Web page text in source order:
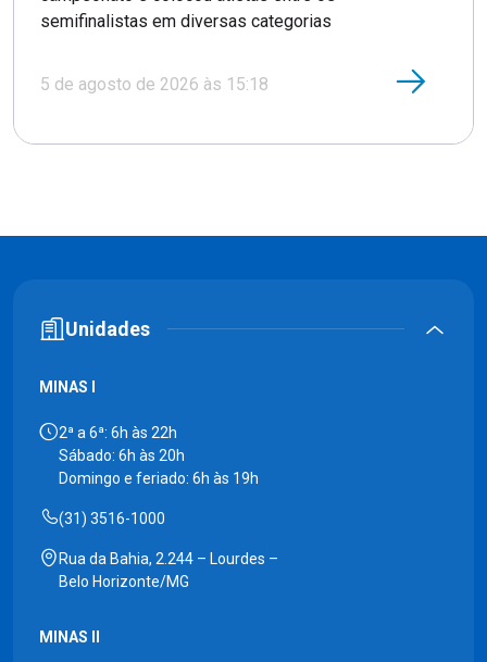
semifinalistas em diversas categorias
5 de agosto de 2026 às 15:18
Unidades
MINAS I
2ª a 6ª: 6h às 22h
Sábado: 6h às 20h
Domingo e feriado: 6h às 19h
(31) 3516-1000
Rua da Bahia, 2.244 – Lourdes –
Belo Horizonte/MG
MINAS II